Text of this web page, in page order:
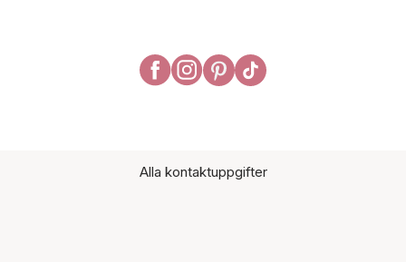
Alla kontaktuppgifter